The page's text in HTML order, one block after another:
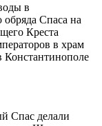
в
обряда Спаса на
Креста
в храм
Константинополе
Спас делали